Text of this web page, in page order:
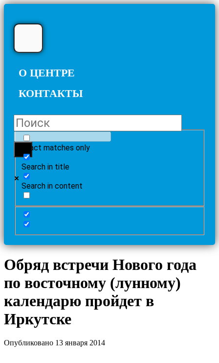
О ЦЕНТРЕ
КОНТАКТЫ
Exact matches only
Search in title
Search in content
Обряд встречи Нового года
по восточному (лунному)
календарю пройдет в
Иркутске
Опубликовано 13 января 2014